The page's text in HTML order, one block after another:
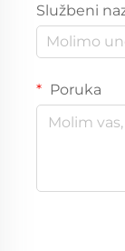
Službeni
Poruka